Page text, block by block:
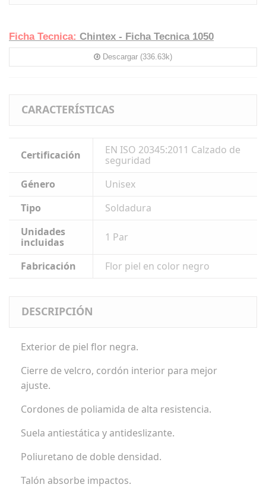
Ficha Tecnica: Chintex - Ficha Tecnica 1050
Descargar (336.63k)
CARACTERÍSTICAS
Certificación
EN ISO 20345:2011 Calzado de
seguridad
Género
Unisex
Tipo
Soldadura
Unidades
incluidas
1 Par
Fabricación Flor piel en color negro
DESCRIPCIÓN
Exterior de piel flor negra.
Cierre de velcro, cordón interior para mejor
ajuste.
Cordones de poliamida de alta resistencia.
Suela antiestática y antideslizante.
Poliuretano de doble densidad.
Talón absorbe impactos.